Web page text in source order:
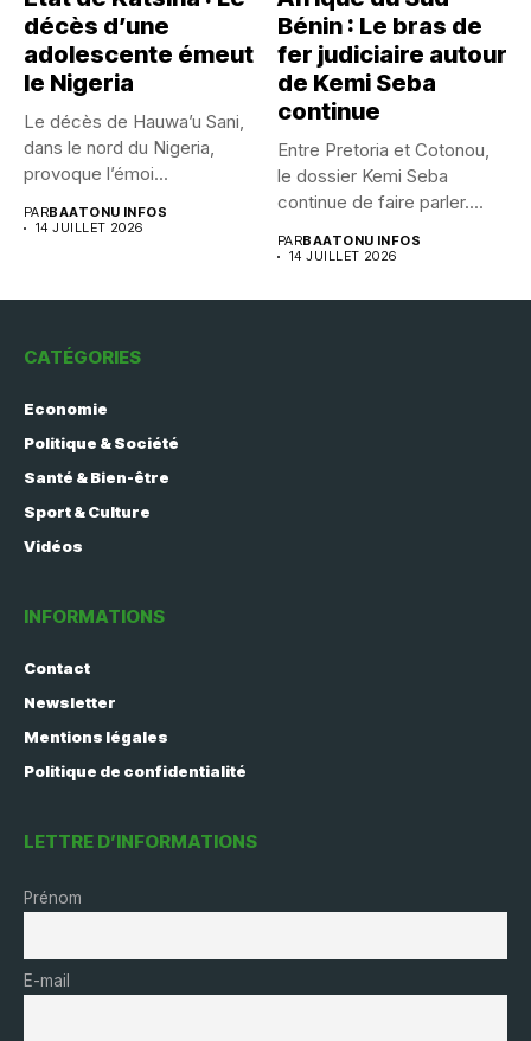
décès d’une
adolescente émeut
le Nigeria
Le décès de Hauwa’u Sani,
dans le nord du Nigeria,
provoque l’émoi...
PARBAATONU INFOS
14 JUILLET 2026
Bénin : Le bras de
fer judiciaire autour
de Kemi Seba
continue
Entre Pretoria et Cotonou,
le dossier Kemi Seba
continue de faire parler....
PARBAATONU INFOS
14 JUILLET 2026
CATÉGORIES
Economie
Politique & Société
Santé & Bien-être
Sport & Culture
Vidéos
INFORMATIONS
Contact
Newsletter
Mentions légales
Politique de confidentialité
LETTRE D’INFORMATIONS
Prénom
E-mail